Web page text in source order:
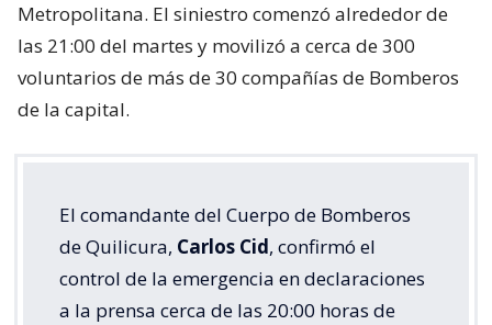
Metropolitana. El siniestro comenzó alrededor de
las 21:00 del martes y movilizó a cerca de 300
voluntarios de más de 30 compañías de Bomberos
de la capital.
El comandante del Cuerpo de Bomberos
de Quilicura, Carlos Cid, confirmó el
control de la emergencia en declaraciones
a la prensa cerca de las 20:00 horas de